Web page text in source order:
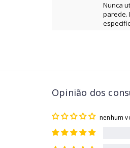
Nunca
parede.
Opinião dos
nenhum